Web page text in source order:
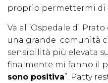
proprio permettermi di
Va all’Ospedale di
una grande comunità
sensibilità più elevata
finalmente mi fanno il
sono positiva”. Patty